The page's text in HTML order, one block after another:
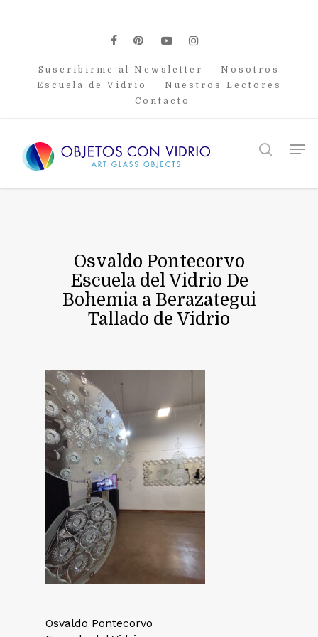
facebook
pinterest
youtubeinstagram
Suscribirme al Newsletter
Nosotros
Escuela de Vidrio
Nuestros Lectores
Contacto
search
Osvaldo Pontecorvo
Escuela del Vidrio De
Bohemia a Berazategui
Tallado de Vidrio
Osvaldo Pontecorvo